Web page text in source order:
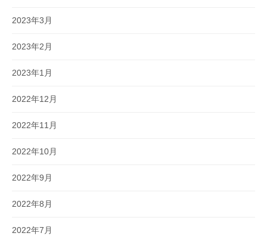
2023年3月
2023年2月
2023年1月
2022年12月
2022年11月
2022年10月
2022年9月
2022年8月
2022年7月